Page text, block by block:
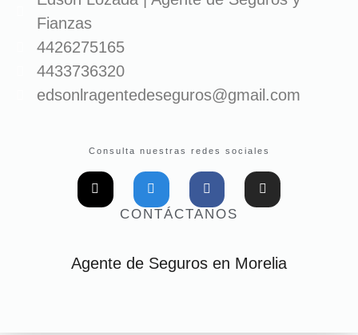
Consulta nuestras redes sociales
Fianzas
4426275165
4433736320
edsonlragentedeseguros@gmail.com
CONTÁCTANOS
Agente de Seguros en Morelia